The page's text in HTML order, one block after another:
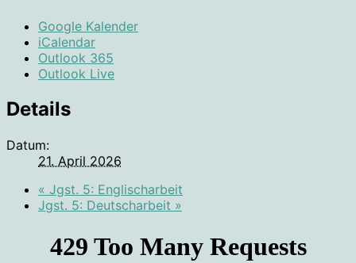
Google Kalender
iCalendar
Outlook 365
Outlook Live
Details
Datum:
21. April 2026
« Jgst. 5: Englischarbeit
Jgst. 5: Deutscharbeit »